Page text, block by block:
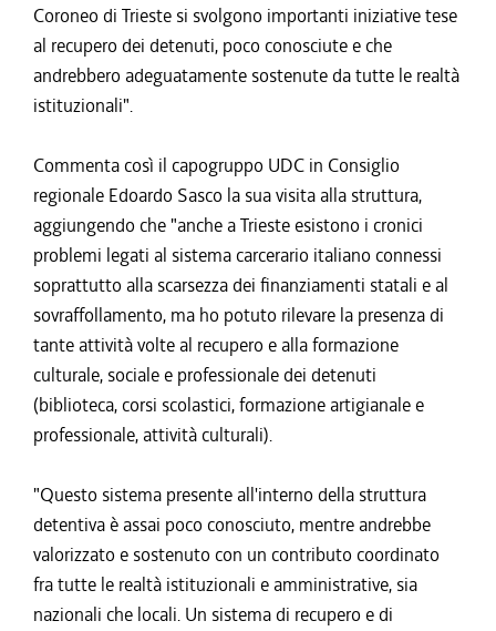
Coroneo di Trieste si svolgono importanti iniziative tese
al recupero dei detenuti, poco conosciute e che
andrebbero adeguatamente sostenute da tutte le realtà
istituzionali".
Commenta così il capogruppo UDC in Consiglio
regionale Edoardo Sasco la sua visita alla struttura,
aggiungendo che "anche a Trieste esistono i cronici
problemi legati al sistema carcerario italiano connessi
soprattutto alla scarsezza dei finanziamenti statali e al
sovraffollamento, ma ho potuto rilevare la presenza di
tante attività volte al recupero e alla formazione
culturale, sociale e professionale dei detenuti
(biblioteca, corsi scolastici, formazione artigianale e
professionale, attività culturali).
"Questo sistema presente all'interno della struttura
detentiva è assai poco conosciuto, mentre andrebbe
valorizzato e sostenuto con un contributo coordinato
fra tutte le realtà istituzionali e amministrative, sia
nazionali che locali. Un sistema di recupero e di